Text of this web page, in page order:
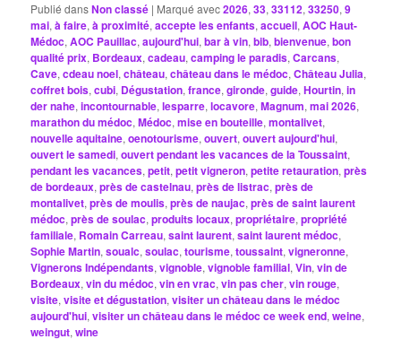
Publié dansNon classé | Marqué avec2026,33,33112,33250,9
mai,à faire,à proximité,accepte les enfants,accueil,AOC Haut-
Médoc,AOC Pauillac,aujourd'hui,bar à vin,bib,bienvenue,bon
qualité prix, Bordeaux,cadeau,camping le paradis,Carcans,
Cave,cdeau noel,château,château dans le médoc,Château Julia,
coffret bois,cubi, Dégustation,france,gironde,guide,Hourtin,in
der nahe,incontournable,lesparre,locavore,Magnum,mai 2026,
marathon du médoc,Médoc,mise en bouteille,montalivet,
nouvelle aquitaine,oenotourisme,ouvert,ouvert aujourd'hui,
ouvert le samedi,ouvert pendant les vacances de la Toussaint,
pendant les vacances,petit,petit vigneron,petite retauration,près
de bordeaux,près de castelnau,près de listrac,près de
montalivet,près de moulis,près de naujac,près de saint laurent
médoc,près de soulac,produits locaux,propriétaire,propriété
familiale, Romain Carreau,saint laurent,saint laurent médoc,
Sophie Martin,soualc,soulac,tourisme,toussaint,vigneronne,
Vignerons Indépendants,vignoble,vignoble familial,Vin,vin de
Bordeaux,vin du médoc,vin en vrac,vin pas cher,vin rouge,
visite,visite et dégustation,visiter un château dans le médoc
aujourd'hui,visiter un château dans le médoc ce week end,weine,
weingut,wine